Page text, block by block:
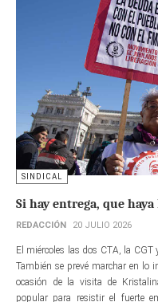
SINDICAL
Si hay entrega, que
REDACCIÓN 20 JULIO 2026
El miércoles las dos CTA, la
También se prevé marchar en lo
ocasión de la visita de
popular para resistir el fuerte